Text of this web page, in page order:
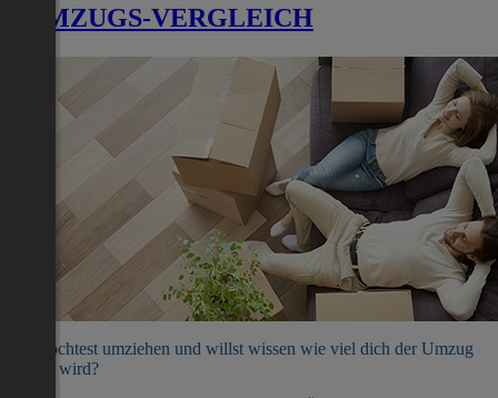
UMZUGS-VERGLEICH
Du möchtest umziehen und willst wissen wie viel dich der Umzug
kosten wird?